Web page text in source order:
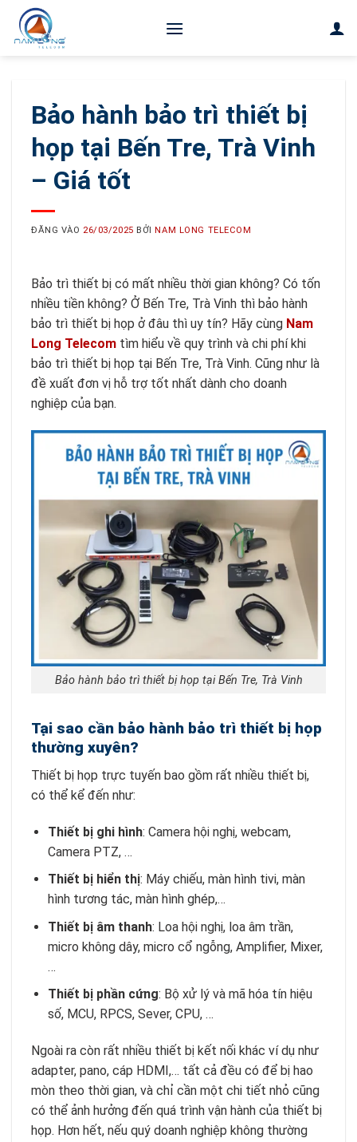
nội
Bảo hành bảo trì thiết bị
họp tại Bến Tre, Trà Vinh
– Giá tốt
ĐĂNG VÀO 26/03/2025 BỞINAM LONG TELECOM
Bảo trì thiết bị có mất nhiều thời gian không? Có tốn
nhiều tiền không? Ở Bến Tre, Trà Vinh thì bảo hành
bảo trì thiết bị họp ở đâu thì uy tín? Hãy cùng Nam
Long Telecom tìm hiểu về quy trình và chi phí khi
bảo trì thiết bị họp tại Bến Tre, Trà Vinh. Cũng như là
đề xuất đơn vị hỗ trợ tốt nhất dành cho doanh
nghiệp của bạn.
Bảo hành bảo trì thiết bị họp tại Bến Tre, Trà Vinh
Tại sao cần bảo hành bảo trì thiết bị họp
thường xuyên?
Thiết bị họp trực tuyến bao gồm rất nhiều thiết bị,
có thể kể đến như:
Thiết bị ghi hình: Camera hội nghị, webcam,
Camera PTZ, …
Thiết bị hiển thị: Máy chiếu, màn hình tivi, màn
hình tương tác, màn hình ghép,…
Thiết bị âm thanh: Loa hội nghị, loa âm trần,
micro không dây, micro cổ ngỗng, Amplifier, Mixer,
…
Thiết bị phần cứng: Bộ xử lý và mã hóa tín hiệu
số, MCU, RPCS, Sever, CPU, …
Ngoài ra còn rất nhiều thiết bị kết nối khác ví dụ như
adapter, pano, cáp HDMI,… tất cả đều có để bị hao
mòn theo thời gian, và chỉ cần một chi tiết nhỏ cũng
có thể ảnh hưởng đến quá trình vận hành của thiết bị
họp. Hơn hết, nếu quý doanh nghiệp không thường